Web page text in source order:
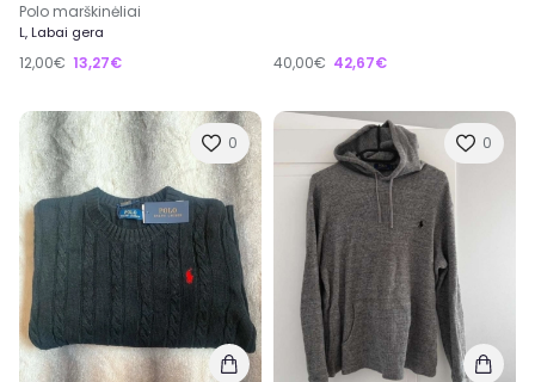
Polo marškinėliai
L, Labai gera
12,00€ 13,27€ 40,00€ 42,67€
0 0